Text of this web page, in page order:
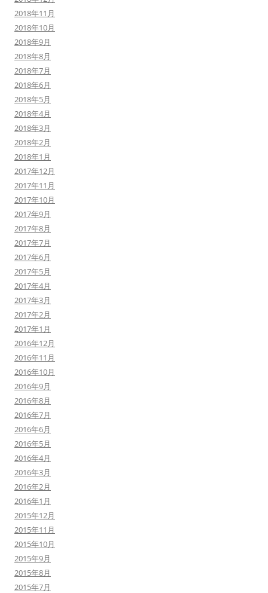
2018年11月
2018年10月
2018年9月
2018年8月
2018年7月
2018年6月
2018年5月
2018年4月
2018年3月
2018年2月
2018年1月
2017年12月
2017年11月
2017年10月
2017年9月
2017年8月
2017年7月
2017年6月
2017年5月
2017年4月
2017年3月
2017年2月
2017年1月
2016年12月
2016年11月
2016年10月
2016年9月
2016年8月
2016年7月
2016年6月
2016年5月
2016年4月
2016年3月
2016年2月
2016年1月
2015年12月
2015年11月
2015年10月
2015年9月
2015年8月
2015年7月